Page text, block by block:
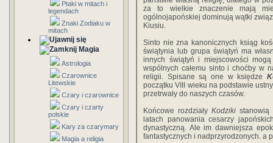
Ptaki w mitach i
legendach
Znaki Zodiaku w
mitach
Magia
Astrologia
Czarownice
Litewskie
Czary i czarownice
Czary i czarty
polskie
Kary za czarymary
Magia a religia
za to wielkie znaczenie mają
ogólnojapońskiej dominują wątki
Kiusiu.
Sinto nie zna kanonicznych ksiąg
świątynia lub grupa świątyń ma
innych świątyń i miejscowości
wspólnych całemu sinto i choćby w
religii. Spisane są one w księdze
początku VIII wieku na podstawie
przetrwały do naszych czasów.
Końcowe rozdziały Kodzikistanowią
latach panowania cesarzy
dynastyczną. Ale im dawniejsza
fantastycznych i nadprzyrodzonych. a